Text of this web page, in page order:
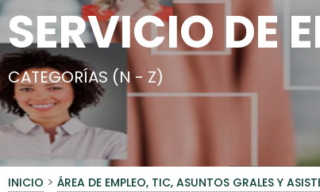
SERVICIO DE
CATEGORÍAS (N - Z)
INICIO > ÁREA DE EMPLEO, TIC, ASUNTOS GRALES Y